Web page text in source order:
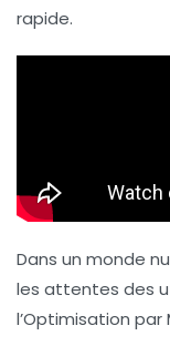
rapide.
Dans un monde
les attentes des
l’Optimisation par